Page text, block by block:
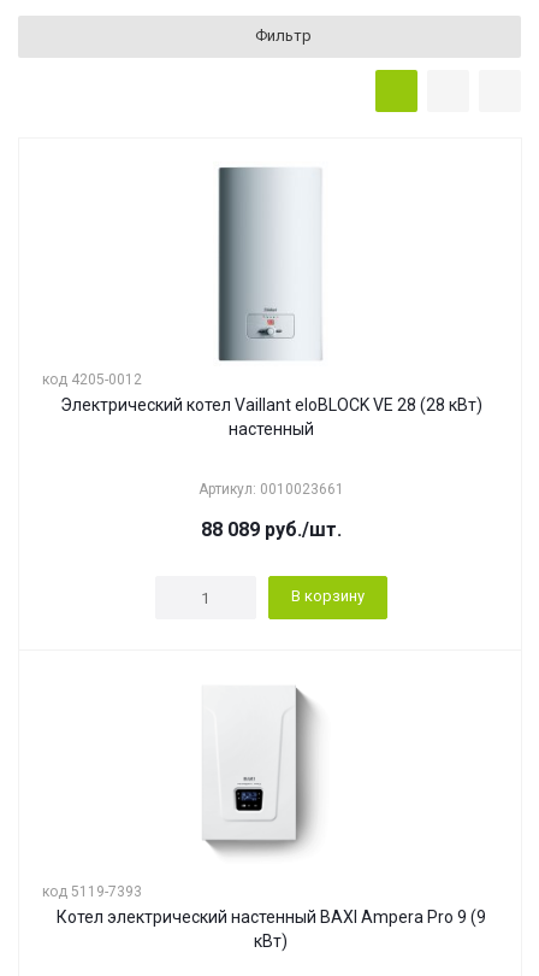
Фильтр
код 4205-0012
Электрический котел Vaillant eloBLOCK VE 28 (28 кВт)
настенный
Артикул: 0010023661
88 089руб./шт.
В корзину
код 5119-7393
Котел электрический настенный BAXI Ampera Pro 9 (9
кВт)